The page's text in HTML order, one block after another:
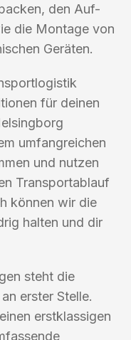
den Auf-
die Montage von
Geräten.
für deinen
umfangreichen
und nutzen
Transportablauf
können wir die
halten und dir
steht die
erster Stelle.
erstklassigen